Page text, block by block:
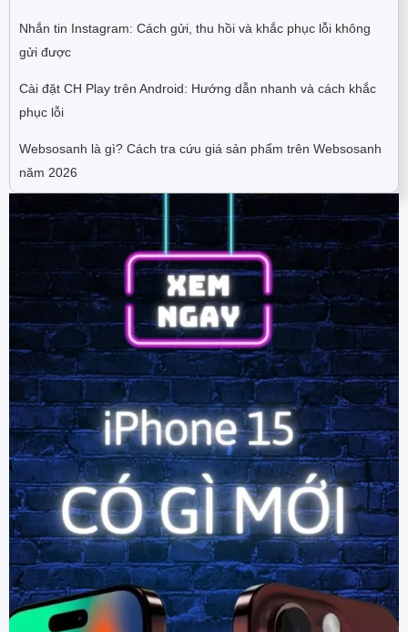
Nhắn tin Instagram: Cách gửi, thu hồi và khắc phục lỗi không
gửi được
Cài đặt CH Play trên Android: Hướng dẫn nhanh và cách khắc
phục lỗi
Websosanh là gì? Cách tra cứu giá sản phẩm trên Websosanh
năm 2026